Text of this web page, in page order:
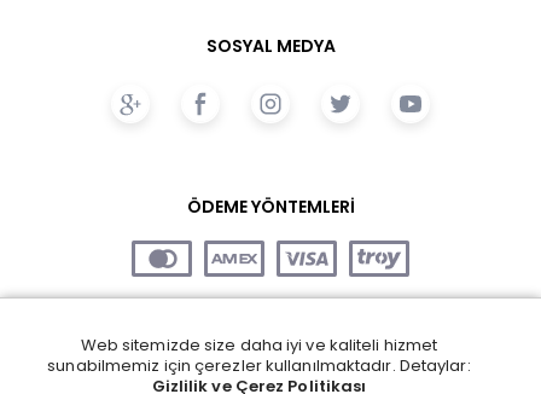
SOSYAL MEDYA
ÖDEME YÖNTEMLERİ
Web sitemizde size daha iyi ve kaliteli hizmet
sunabilmemiz için çerezler kullanılmaktadır. Detaylar:
Gizlilik ve Çerez Politikası